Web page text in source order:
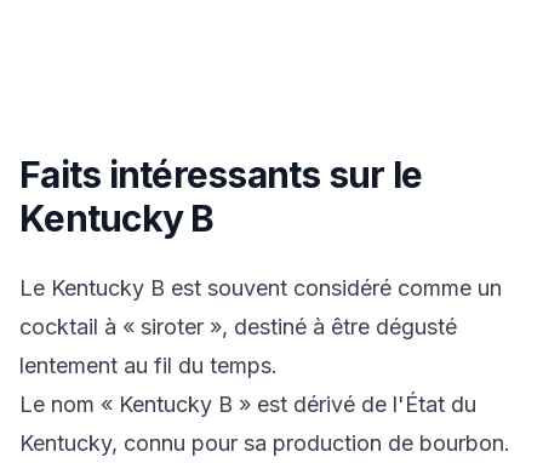
Faits intéressants sur le
Kentucky B
Le Kentucky B est souvent considéré comme un
cocktail à « siroter », destiné à être dégusté
lentement au fil du temps.
Le nom « Kentucky B » est dérivé de l'État du
Kentucky, connu pour sa production de bourbon.